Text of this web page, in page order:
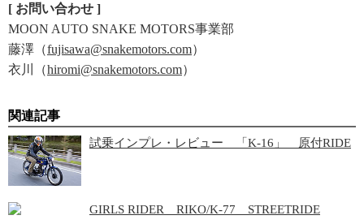
[ お問い合わせ ]
MOON AUTO SNAKE MOTORS事業部
藤澤（fujisawa@snakemotors.com）
衣川（hiromi@snakemotors.com）
関連記事
試乗インプレ・レビュー 「K-16」 原付RIDE
GIRLS RIDER RIKO/K-77 STREETRIDE